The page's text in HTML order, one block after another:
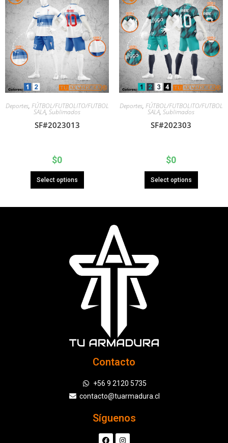
Deportes, FÚTBOL/FUTBOLITO/FUTBOL
SALA, Sublimados
SF#2023013
$0
Select options
Deportes, FÚTBOL/FUTBOLITO/FUTBOL
SALA, Sublimados
SF#202303
$0
Select options
Contacto
+56 9 2120 5735
contacto@tuarmadura.cl
Síguenos